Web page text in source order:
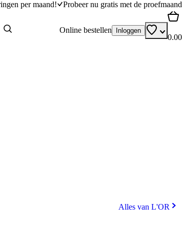
per maand! Probeer nu gratis met de proefmaand
Online bestellen Inloggen
0.00
Alles van L'OR